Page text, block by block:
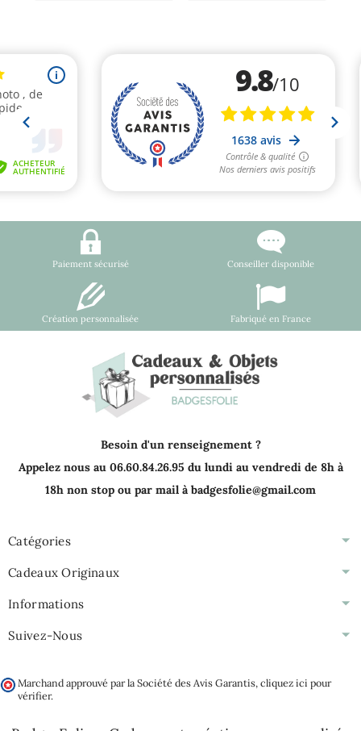
Paiement sécurisé Conseiller disponible
Création personnalisée Fabriqué en France
Besoin d'un renseignement ?
Appelez nous au 06.60.84.26.95 du lundi au vendredi de 8h à
18h non stop ou par mail à badgesfolie@gmail.com
Catégories
Cadeaux Originaux
Informations
Suivez-Nous
Marchand approuvé par la Société des Avis Garantis,cliquez ici pour
vérifier.